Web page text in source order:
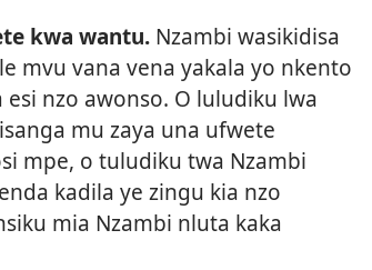
kwa wantu.Nzambi wasikidisa
mvu vana vena yakala yo nkento
nzo awonso. O luludiku lwa
mu zaya una ufwete
mpe, o tuludiku twa Nzambi
kadila ye zingu kia nzo
mia Nzambi nluta kaka